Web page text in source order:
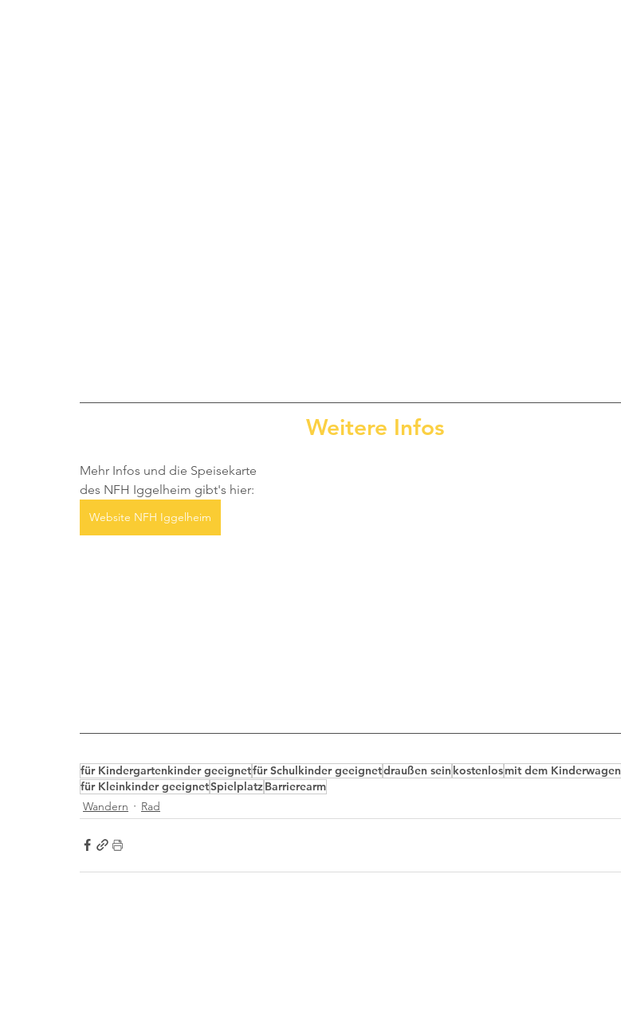
Weitere Infos
Mehr Infos und die Speisekarte
des NFH Iggelheim gibt's hier:
Website NFH Iggelheim
für Kindergartenkinder geeignetfür Schulkinder geeignetdraußen sein kostenlosmit dem Kinderwagen
für Kleinkinder geeignetSpielplatzBarrierearm
Wandern
Rad